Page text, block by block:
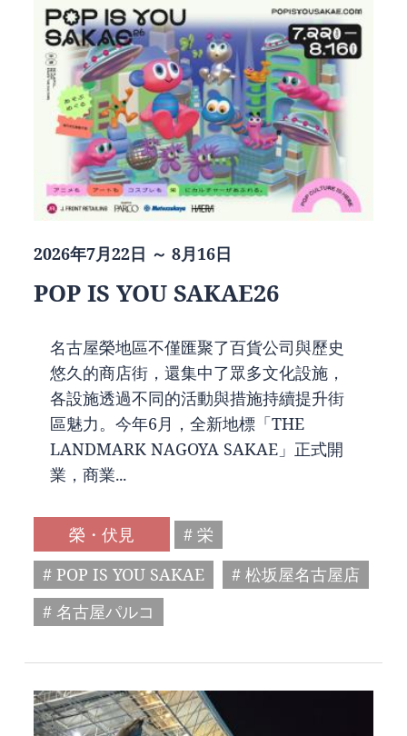
2026年7月22日 ～ 8月16日
POP IS YOU SAKAE26
名古屋榮地區不僅匯聚了百貨公司與歷史
悠久的商店街，還集中了眾多文化設施，
各設施透過不同的活動與措施持續提升街
區魅力。今年6月，全新地標「THE
LANDMARK NAGOYA SAKAE」正式開
業，商業...
榮・伏見
# 栄
# POP IS YOU SAKAE
# 松坂屋名古屋店
# 名古屋パルコ